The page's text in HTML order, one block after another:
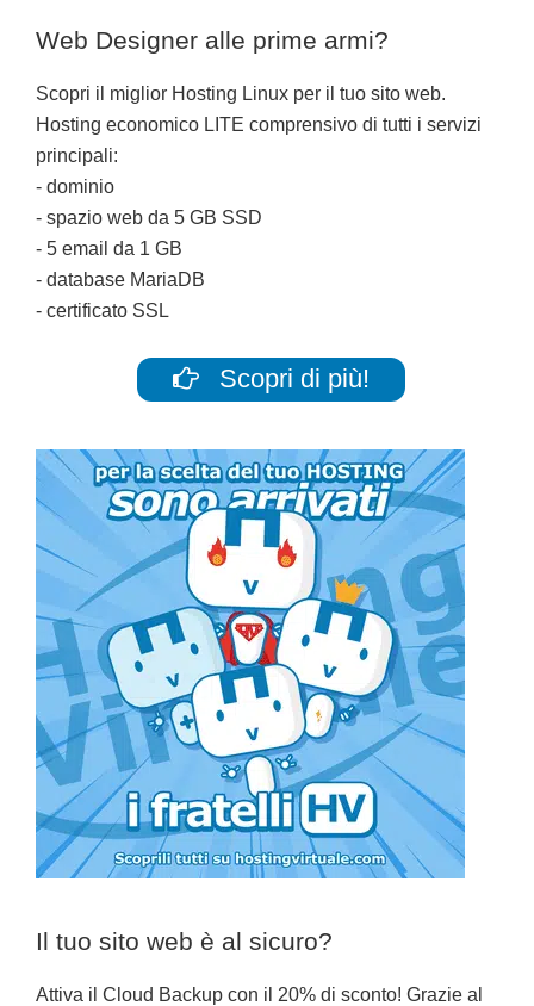
Web Designer alle prime armi?
Scopri il miglior Hosting Linux per il tuo sito web.
Hosting economico LITE comprensivo di tutti i servizi
principali:
- dominio
- spazio web da 5 GB SSD
- 5 email da 1 GB
- database MariaDB
- certificato SSL
Scopri di più!
Il tuo sito web è al sicuro?
Attiva il Cloud Backup con il 20% di sconto! Grazie al